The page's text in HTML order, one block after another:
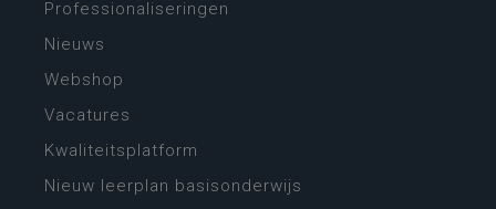
Professionaliseringen
Nieuws
Webshop
Vacatures
Kwaliteitsplatform
Nieuw leerplan basisonderwijs